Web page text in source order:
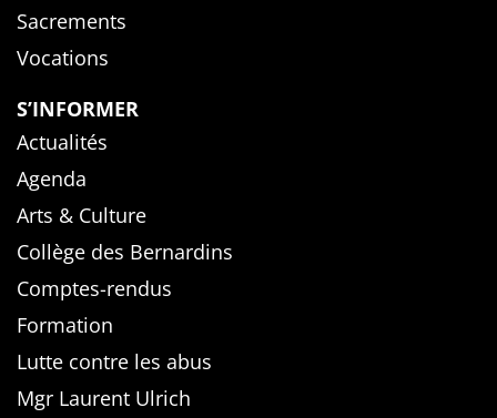
Sacrements
Vocations
S’INFORMER
Actualités
Agenda
Arts & Culture
Collège des Bernardins
Comptes-rendus
Formation
Lutte contre les abus
Mgr Laurent Ulrich